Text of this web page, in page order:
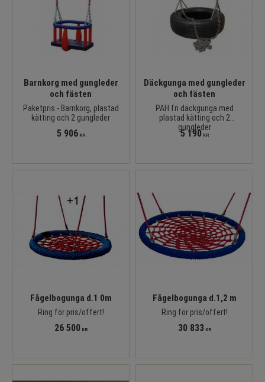
Barnkorg med gungleder
och fästen
Paketpris - Barnkorg, plastad
kätting och 2 gungleder
5 906KR
Däckgunga med gungleder
och fästen
PAH fri däckgunga med
plastad kätting och 2
gungleder
5 190KR
Fågelbogunga d.1 0m
Ring för pris/offert!
26 500KR
Fågelbogunga d.1,2 m
Ring för pris/offert!
30 833 KR